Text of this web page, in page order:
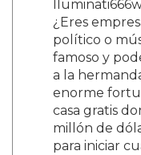
¿Eres
político o
famoso y
a la
enorme
casa gratis
millón de
para iniciar